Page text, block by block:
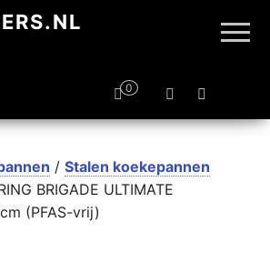
0
/ Stalen koekepannen
BRIGADE ULTIMATE
(PFAS-vrij)